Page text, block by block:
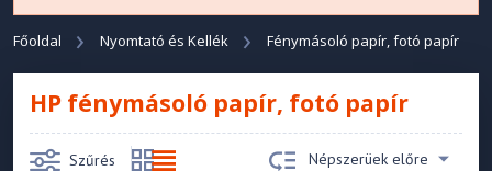
Főoldal Nyomtató és Kellék Fénymásoló papír, fotó papír
HP fénymásoló papír, fotó papír
Szűrés Népszerüek előre